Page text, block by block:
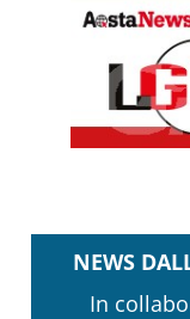
NEWS
In